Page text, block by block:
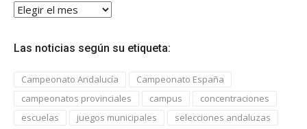
Todas
las
Las noticias según su etiqueta:
Campeonato Andalucía
Campeonato España
campeonatos provinciales
campus
concentraciones
escuelas
juegos municipales
selecciones andaluzas